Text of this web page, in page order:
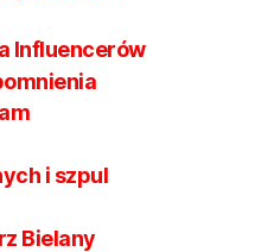
Influencerów
i szpul
Bielany